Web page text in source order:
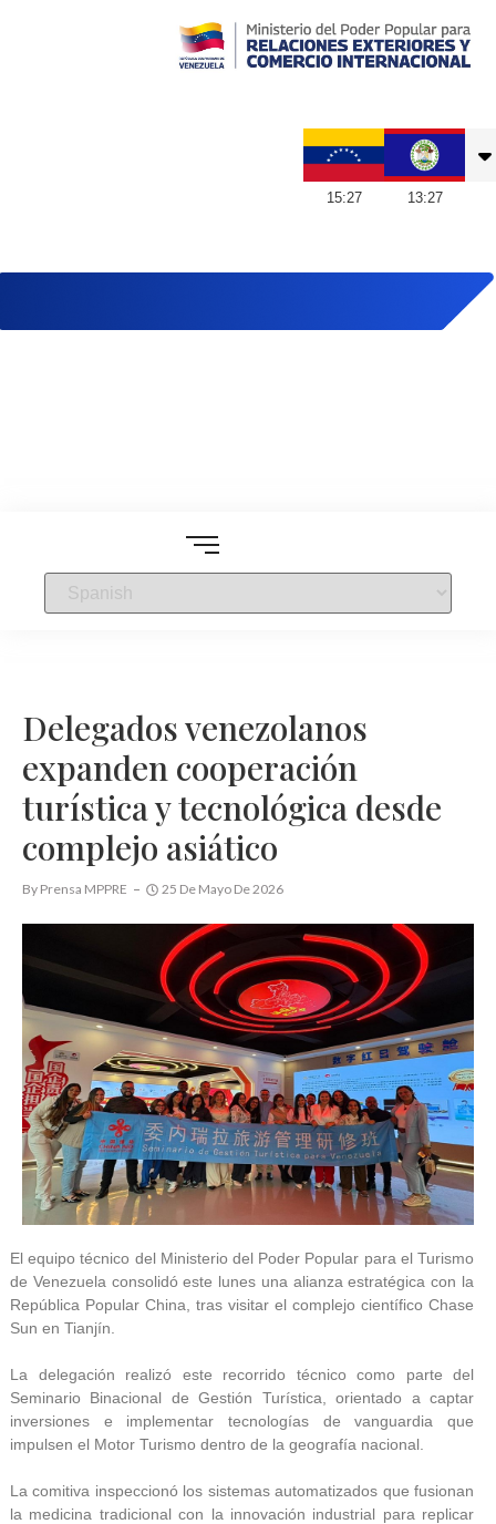
15:27 13:27
Delegados venezolanos
expanden cooperación
turística y tecnológica desde
complejo asiático
By Prensa MPPRE 25 De Mayo De 2026
El equipo técnico del Ministerio del Poder Popular para el Turismo
de Venezuela consolidó este lunes una alianza estratégica con la
República Popular China, tras visitar el complejo científico Chase
Sun en Tianjín.
La delegación realizó este recorrido técnico como parte del
Seminario Binacional de Gestión Turística, orientado a captar
inversiones e implementar tecnologías de vanguardia que
impulsen el Motor Turismo dentro de la geografía nacional.
La comitiva inspeccionó los sistemas automatizados que fusionan
la medicina tradicional con la innovación industrial para replicar